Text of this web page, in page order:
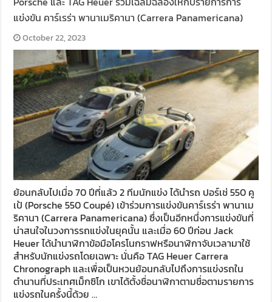
แข่งขัน คาร์เรร่า พานาเมริคานา (Carrera Panamericana)
October 22, 2023
ย้อนกลับไปเมื่อ 70 ปีที่แล้ว 2 ทีมนักแข่ง ได้นำรถ ปอร์เช่ 550 คู
เป้ (Porsche 550 Coupé) เข้าร่วมการแข่งขันคาร์เรร่า พานาเม
ริคานา (Carrera Panamericana) ซึ่งเป็นอีกหนึ่งการแข่งขันที่
น่าสนใจในวงการรถแข่งในยุคนั้น และเมื่อ 60 ปีก่อน Jack
Heuer ได้นำนาฬิกาข้อมือโครโนกราฟหรือนาฬิกาจับเวลามาใช้
สำหรับนักแข่งรถโดยเฉพาะ นั่นคือ TAG Heuer Carrera
Chronograph และเพื่อเป็นหวนย้อนกลับไปถึงการแข่งรถใน
ตำนานที่ประเทศเม็กซิโก เขาได้ตั้งชื่อนาฬิกาตามชื่อตามรายการ
แข่งรถในครั้งนี้ด้วย …